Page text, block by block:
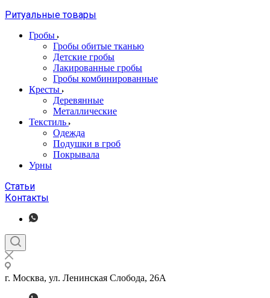
Ритуальные товары
Гробы
Гробы обитые тканью
Детские гробы
Лакированные гробы
Гробы комбинированные
Кресты
Деревянные
Металлические
Текстиль
Одежда
Подушки в гроб
Покрывала
Урны
Статьи
Контакты
г. Москва, ул. Ленинская Слобода, 26А